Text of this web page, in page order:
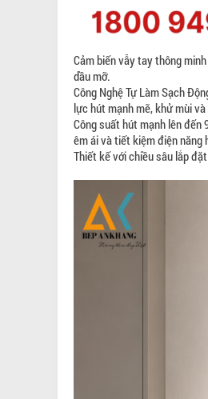
Cảm biến vẫy tay thông
dầu mỡ.
Công Nghệ Tự Làm Sạch
lực hút mạnh mẽ, khử mùi
Công suất hút mạnh lên đến
êm ái và tiết kiệm điện năng
Thiết kế với chiều sâu lắp